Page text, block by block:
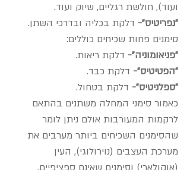
ועוד), חולשת רגליים, שיוק ועוד.
"נפריטיס"- דלקת בכליה ובדרכי השתן.
סימנים פחות שכיחים כוללים:
"פניאומוניה"- דלקת ריאות.
"הפטיטיס"- דלקת כבד.
"ספלניטיס"- דלקת בטחול.
כאמור סימני המחלה משתנים בהתאם
לרקמות המעורבות אולם ניתן לומר
שהסימנים השכיחים ביותר מערבים את
מערכת העצבים (נוירולוגי), העין